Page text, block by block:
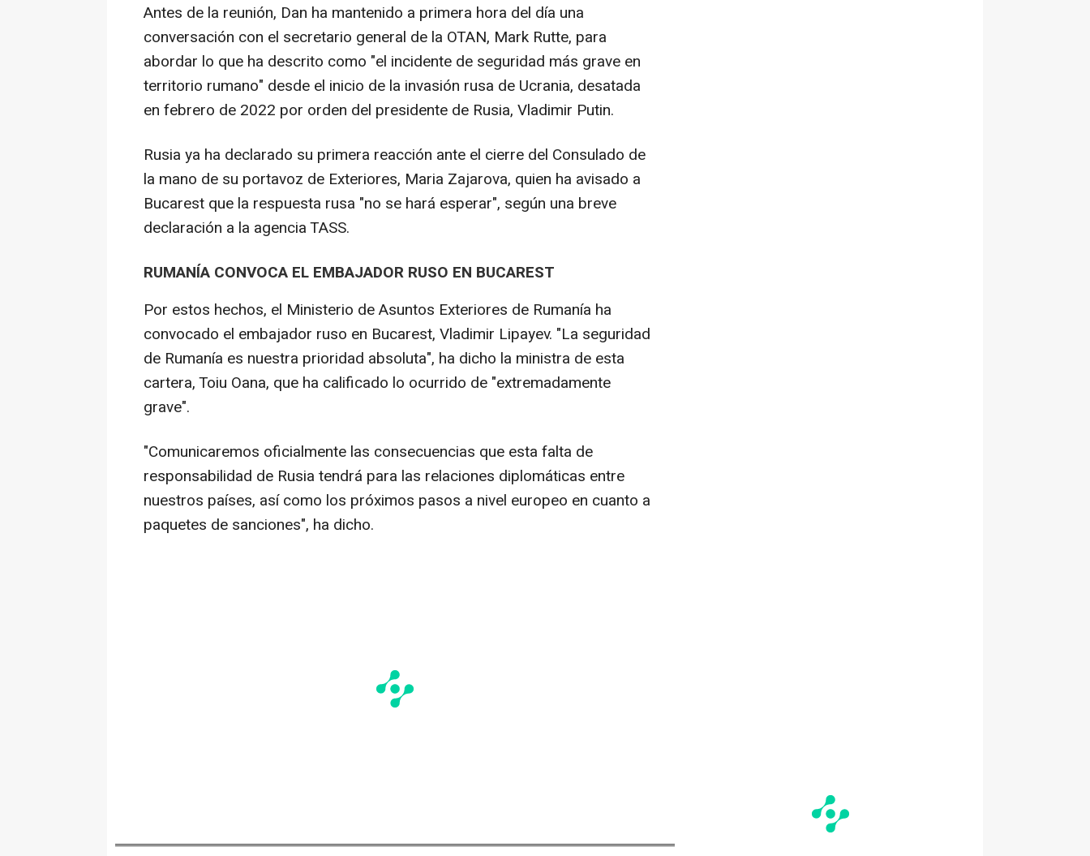
Antes de la reunión, Dan ha mantenido a primera hora del día una
conversación con el secretario general de la OTAN, Mark Rutte, para
abordar lo que ha descrito como "el incidente de seguridad más grave en
territorio rumano" desde el inicio de la invasión rusa de Ucrania, desatada
en febrero de 2022 por orden del presidente de Rusia, Vladimir Putin.
Rusia ya ha declarado su primera reacción ante el cierre del Consulado de
la mano de su portavoz de Exteriores, Maria Zajarova, quien ha avisado a
Bucarest que la respuesta rusa "no se hará esperar", según una breve
declaración a la agencia TASS.
RUMANÍA CONVOCA EL EMBAJADOR RUSO EN BUCAREST
Por estos hechos, el Ministerio de Asuntos Exteriores de Rumanía ha
convocado el embajador ruso en Bucarest, Vladimir Lipayev. "La seguridad
de Rumanía es nuestra prioridad absoluta", ha dicho la ministra de esta
cartera, Toiu Oana, que ha calificado lo ocurrido de "extremadamente
grave".
"Comunicaremos oficialmente las consecuencias que esta falta de
responsabilidad de Rusia tendrá para las relaciones diplomáticas entre
nuestros países, así como los próximos pasos a nivel europeo en cuanto a
paquetes de sanciones", ha dicho.